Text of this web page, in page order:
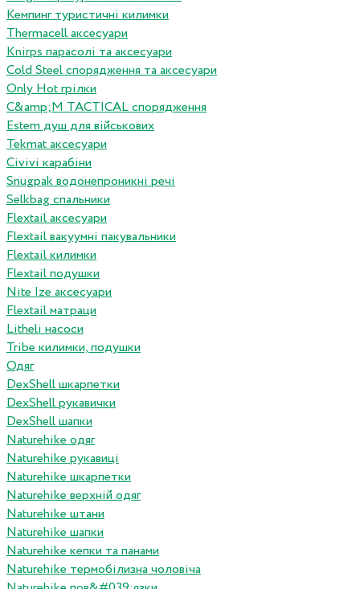
Кемпинг туристичні килимки
Thermacell аксесуари
Knirps парасолі та аксесуари
Cold Steel спорядження та аксесуари
Only Hot грілки
C&amp;M TACTICAL спорядження
Estem душ для військових
Tekmat аксесуари
Сivivi карабіни
Snugpak водонепроникні речі
Selkbag спальники
Flextail аксесуари
Flextail вакуумні пакувальники
Flextail килимки
Flextail подушки
Nite Ize аксесуари
Flextail матраци
Litheli насоси
Tribe килимки, подушки
Одяг
DexShell шкарпетки
DexShell рукавички
DexShell шапки
Naturehike одяг
Naturehike рукавиці
Naturehike шкарпетки
Naturehike верхній одяг
Naturehike штани
Naturehike шапки
Naturehike кепки та панами
Naturehike термобілизна чоловіча